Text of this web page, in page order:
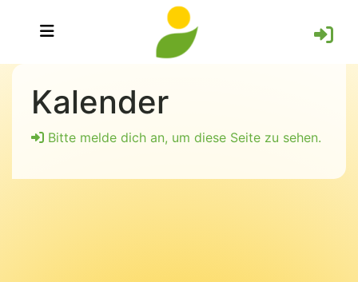
Kalender
Bitte melde dich an, um diese Seite zu sehen.